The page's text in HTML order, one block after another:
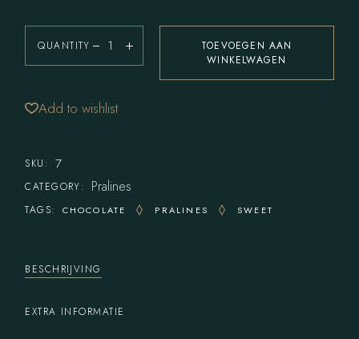
QUANTITY
TOEVOEGEN AAN
WINKELWAGEN
Add to wishlist
SKU: 7
CATEGORY: Pralines
TAGS: CHOCOLATE PRALINES SWEET
BESCHRIJVING
EXTRA INFORMATIE